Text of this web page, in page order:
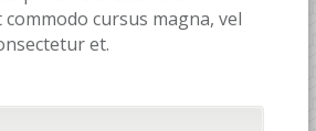
cursus magna, vel
et.